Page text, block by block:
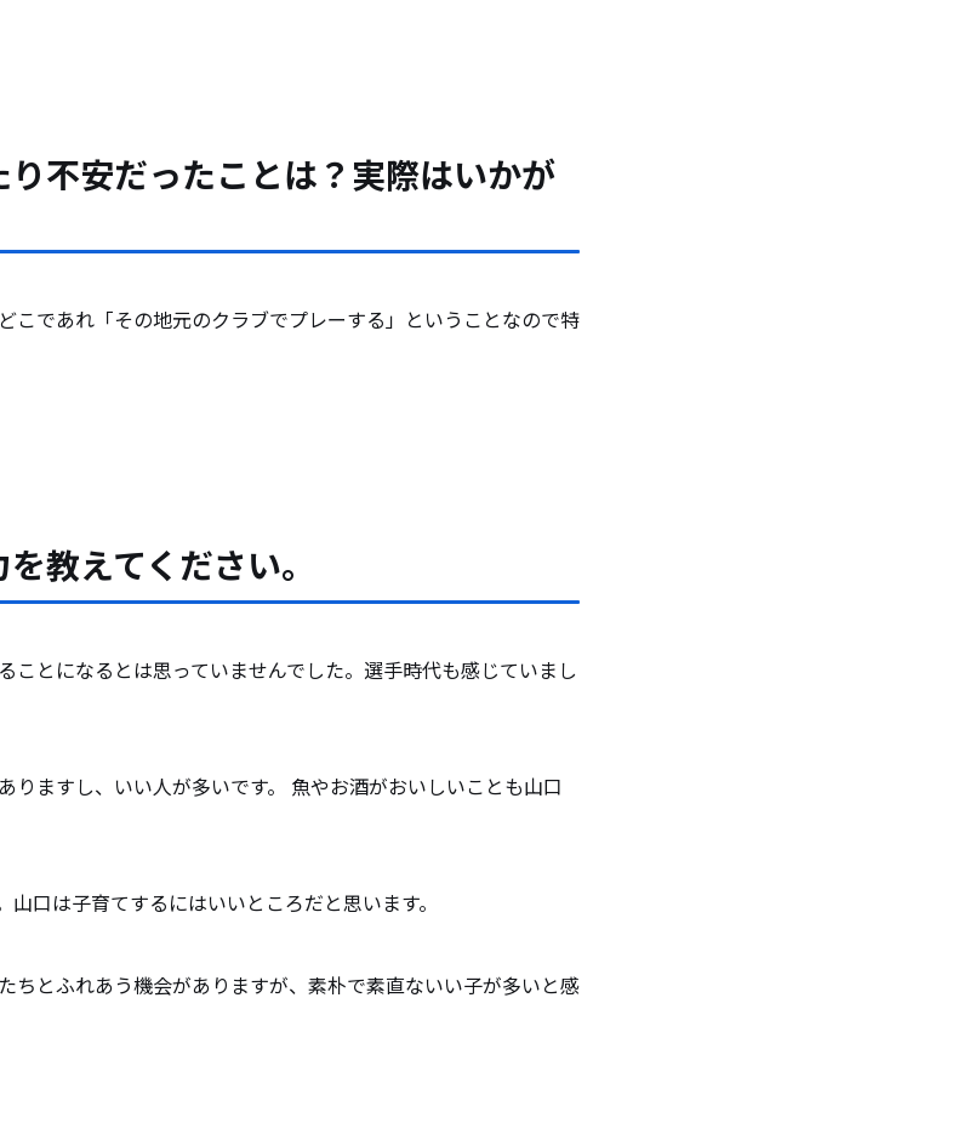
不安だったことは？実際はいかが
こであれ「その地元のクラブでプレーする」ということなので特
教えてください。
ことになるとは思っていませんでした。選手時代も感じていまし
りますし、いい人が多いです。 魚やお酒がおいしいことも山口
口は子育てするにはいいところだと思います。
ちとふれあう機会がありますが、素朴で素直ないい子が多いと感